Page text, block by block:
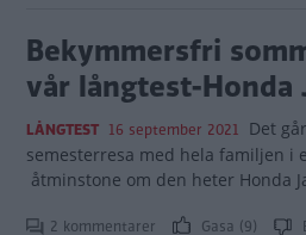
Bekymmersfri
vår långtest-Honda
LÅNGTEST 16 september 2021 Det
semesterresa med hela familjen i
åtminstone om den heter Honda
2 kommentarer Gasa (9)